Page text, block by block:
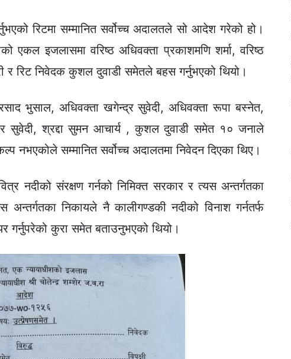
रिटमा सम्मानित सर्वोच्च अदालतले सो आदेश गरेको हो।
एकल इजलासमा वरिष्ठ अधिवक्ता प्रकाशमणि शर्मा, वरिष्ठ
र रिट निवेदक कुशल दुवाडी समेतले बहस गर्नुभएको थियो।
भुसाल, अधिवक्ता खगेन्द्र सुवेदी, अधिवक्ता रूपा बस्नेत,
सुवेदी, श्रद्दा सुमन आचार्य , कुशल दुवाडी समेत १० जनाले
नभएकोले सम्मानित सर्वोच्च अदालतमा निवेदन दिएका थिए।
नदीको संरक्षण गर्नको निमिक्त सरकार र त्यस अन्तर्गतका
अन्तर्गतका निकायले नै कालीगण्डकी नदीको विनाश गर्नतर्फ
गर्नुपरेको कुरा समेत बताउनुभएको थियो।